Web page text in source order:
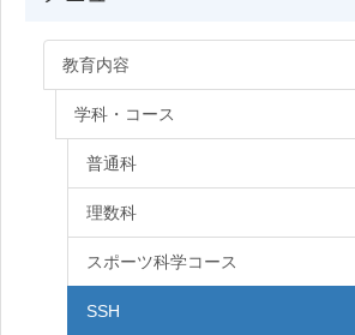
教育内容
学科・コース
普通科
理数科
スポーツ科学コース
SSH